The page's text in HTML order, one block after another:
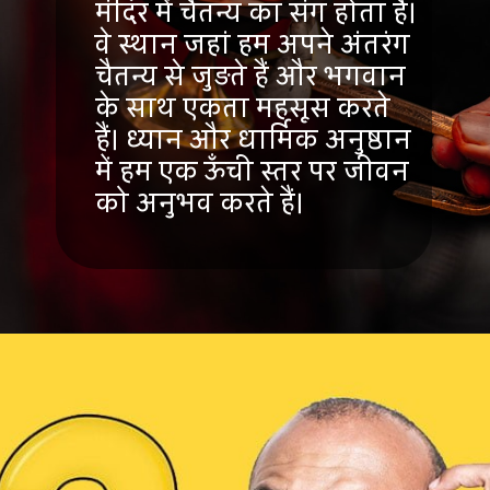
मंदिर में चैतन्य का संग होता है।
वे स्थान जहां हम अपने अंतरंग
चैतन्य से जुड़ते हैं और भगवान
के साथ एकता महसूस करते
हैं। ध्यान और धार्मिक अनुष्ठान
में हम एक ऊँची स्तर पर जीवन
को अनुभव करतेहैं।